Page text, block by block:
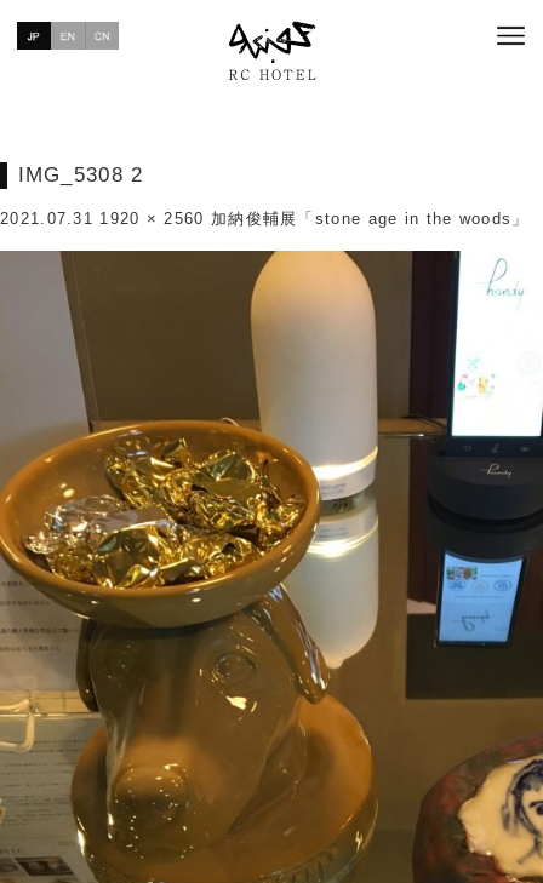
IMG_5308 2
2021.07.31 1920 × 2560 加納俊輔展「stone age in the woods」